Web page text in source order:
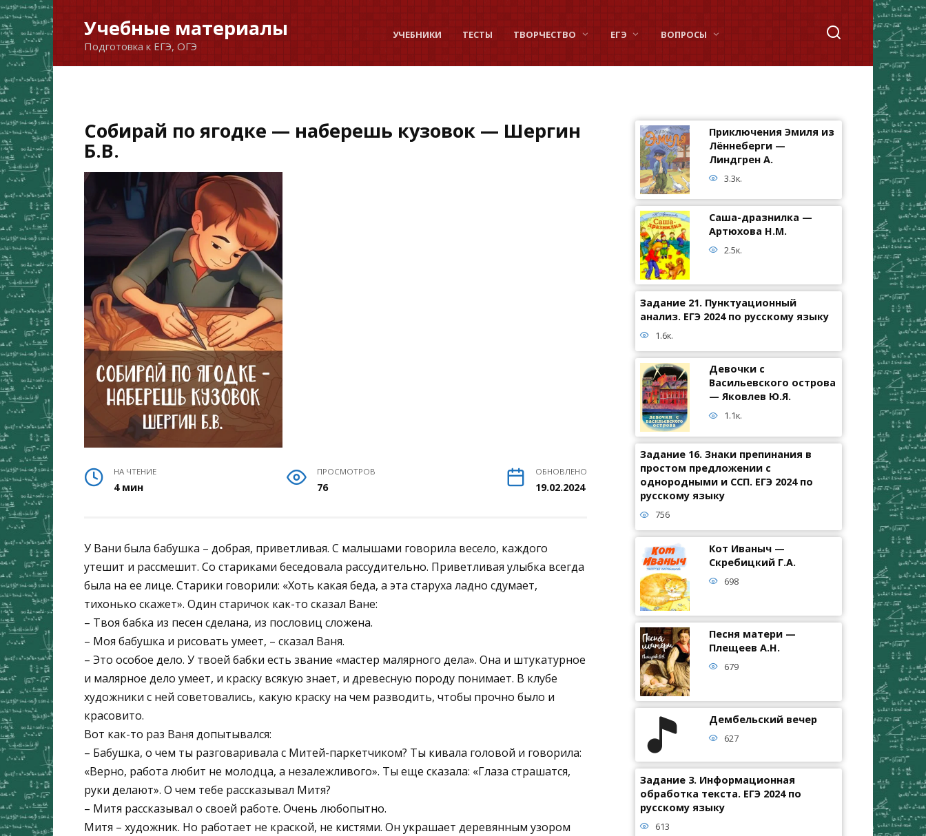
Перейти
к
содержанию
Учебные материалы
Подготовка к ЕГЭ, ОГЭ
УЧЕБНИКИ ТЕСТЫ ТВОРЧЕСТВО ЕГЭ ВОПРОСЫ
Собирай по ягодке — наберешь кузовок — Шергин
Б.В.
НА ЧТЕНИЕ
4 мин
ПРОСМОТРОВ
76
ОБНОВЛЕНО
19.02.2024
У Вани была бабушка – добрая, приветливая. С малышами говорила весело, каждого
утешит и рассмешит. Со стариками беседовала рассудительно. Приветливая улыбка всегда
была на ее лице. Старики говорили: «Хоть какая беда, а эта старуха ладно сдумает,
тихонько скажет». Один старичок как-то сказал Ване:
– Твоя бабка из песен сделана, из пословиц сложена.
– Моя бабушка и рисовать умеет, – сказал Ваня.
– Это особое дело. У твоей бабки есть звание «мастер малярного дела». Она и штукатурное
и малярное дело умеет, и краску всякую знает, и древесную породу понимает. В клубе
художники с ней советовались, какую краску на чем разводить, чтобы прочно было и
красовито.
Вот как-то раз Ваня допытывался:
– Бабушка, о чем ты разговаривала с Митей-паркетчиком? Ты кивала головой и говорила:
«Верно, работа любит не молодца, а незалежливого». Ты еще сказала: «Глаза страшатся,
руки делают». О чем тебе рассказывал Митя?
– Митя рассказывал о своей работе. Очень любопытно.
Митя – художник. Но работает не краской, не кистями. Он украшает деревянным узором
Приключения Эмиля из
Лённеберги —
Линдгрен А.
3.3к.
Саша-дразнилка —
Артюхова Н.М.
2.5к.
Задание 21. Пунктуационный
анализ. ЕГЭ 2024 по русскому языку
1.6к.
Девочки с
Васильевского острова
— Яковлев Ю.Я.
1.1к.
Задание 16. Знаки препинания в
простом предложении с
однородными и ССП. ЕГЭ 2024 по
русскому языку
756
Кот Иваныч —
Скребицкий Г.А.
698
Песня матери —
Плещеев А.Н.
679
Дембельский вечер
627
Задание 3. Информационная
обработка текста. ЕГЭ 2024 по
русскому языку
613